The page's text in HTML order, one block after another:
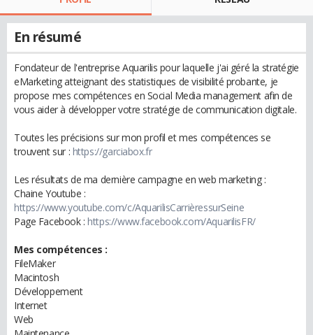
En résumé
Fondateur de l'entreprise Aquarilis pour laquelle j'ai géré la stratégie
eMarketing atteignant des statistiques de visibilité probante, je
propose mes compétences en Social Media management afin de
vous aider à développer votre stratégie de communication digitale.
Toutes les précisions sur mon profil et mes compétences se
trouvent sur : https://garciabox.fr
Les résultats de ma dernière campagne en web marketing :
Chaine Youtube :
https://www.youtube.com/c/AquarilisCarrièressurSeine
Page Facebook :https://www.facebook.com/AquarilisFR/
Mes compétences :
FileMaker
Macintosh
Développement
Internet
Web